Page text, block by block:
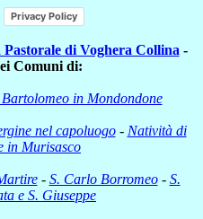
Privacy Policy
di Voghera Collina -
Comuni di:
Bartolomeo in Mondondone
nel capoluogo- Natività di
in Murisasco
- S. Carlo Borromeo- S.
e S. Giuseppe